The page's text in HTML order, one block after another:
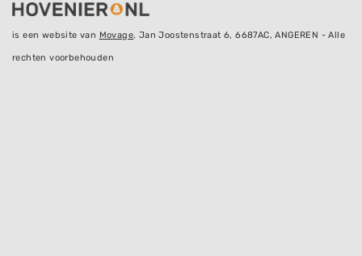
is een website van Movage, Jan Joostenstraat 6, 6687AC, ANGEREN - Alle
rechten voorbehouden